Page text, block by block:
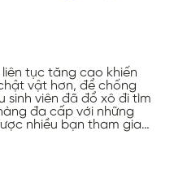
liên tục tăng cao khiến
vật hơn, để chống
sinh viên đã đổ xô đi tìm
đa cấp với những
nhiều bạn tham gia…